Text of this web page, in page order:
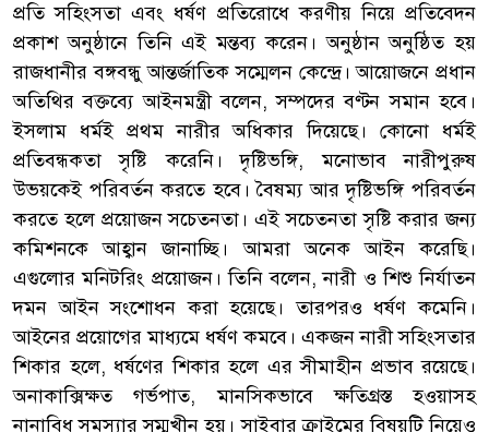
প্রতি সহিংসতা এবং ধর্ষণ প্রতিরোধে করণীয় নিয়ে প্রতিবেদন
প্রকাশ অনুষ্ঠানে তিনি এই মন্তব্য করেন। অনুষ্ঠান অনুষ্ঠিত হয়
রাজধানীর বঙ্গবন্ধু আন্তর্জাতিক সম্মেলন কেন্দ্রে। আয়োজনে প্রধান
অতিথির বক্তব্যে আইনমন্ত্রী বলেন, সম্পদের বণ্টন সমান হবে।
ইসলাম ধর্মই প্রথম নারীর অধিকার দিয়েছে। কোনো ধর্মই
প্রতিবন্ধকতা সৃষ্টি করেনি। দৃষ্টিভঙ্গি, মনোভাব নারীপুরুষ
উভয়কেই পরিবর্তন করতে হবে। বৈষম্য আর দৃষ্টিভঙ্গি পরিবর্তন
করতে হলে প্রয়োজন সচেতনতা। এই সচেতনতা সৃষ্টি করার জন্য
কমিশনকে আহ্বান জানাচ্ছি। আমরা অনেক আইন করেছি।
এগুলোর মনিটরিং প্রয়োজন। তিনি বলেন, নারী ও শিশু নির্যাতন
দমন আইন সংশোধন করা হয়েছে। তারপরও ধর্ষণ কমেনি।
আইনের প্রয়োগের মাধ্যমে ধর্ষণ কমবে। একজন নারী সহিংসতার
শিকার হলে, ধর্ষণের শিকার হলে এর সীমাহীন প্রভাব রয়েছে।
অনাকাক্সিক্ষত গর্ভপাত, মানসিকভাবে ক্ষতিগ্রস্ত হওয়াসহ
নানাবিধ সমস্যার সম্মুখীন হয়। সাইবার ক্রাইমের বিষয়টি নিয়েও